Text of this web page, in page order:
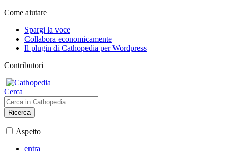
Come aiutare
Spargi la voce
Collabora economicamente
Il plugin di Cathopedia per Wordpress
Contributori
Cerca
Ricerca
Aspetto
entra